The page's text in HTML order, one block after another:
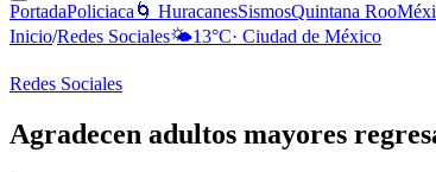
PortadaPoliciaca 🌀 HuracanesSismosQuintana Roo
Inicio/Redes Sociales🌤️13°C· Ciudad de México
Redes Sociales
Agradecen adultos mayores